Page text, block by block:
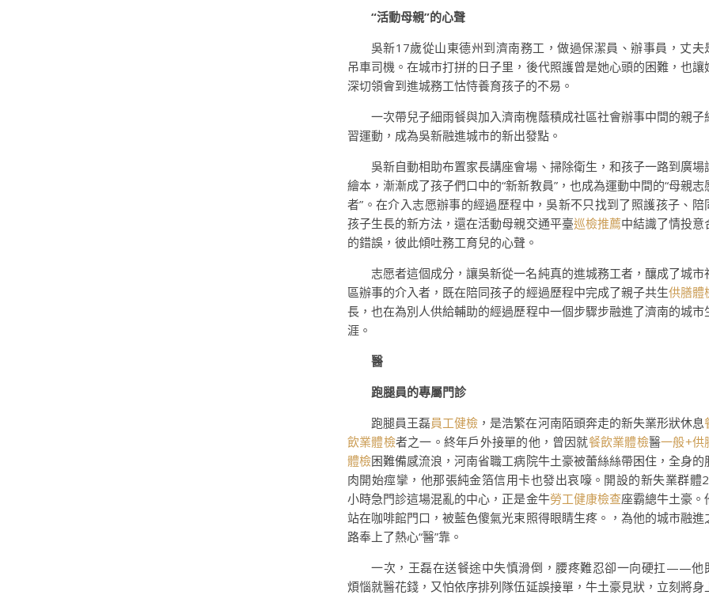
“活動母親”的心聲
吳新17歲從山東德州到濟南務工，做過保潔員、辦事員，丈夫
吊車司機。在城市打拼的日子里，後代照護曾是她心頭的困難，也讓
深切領會到進城務工怙恃養育孩子的不易。
一次帶兒子細雨餐與加入濟南槐蔭積成社區社會辦事中間的親子
習運動，成為吳新融進城市的新出發點。
吳新自動相助布置家長講座會場、掃除衛生，和孩子一路到廣場
繪本，漸漸成了孩子們口中的“新新教員”，也成為運動中間的“母親志
者”。在介入志愿辦事的經過歷程中，吳新不只找到了照護孩子、陪
孩子生長的新方法，還在活動母親交通平臺巡檢推薦中結識了情投意
的錯誤，彼此傾吐務工育兒的心聲。
志愿者這個成分，讓吳新從一名純真的進城務工者，釀成了城市
區辦事的介入者，既在陪同孩子的經過歷程中完成了親子共生供膳體
長，也在為別人供給輔助的經過歷程中一個步驟步融進了濟南的城市
涯。
醫
跑腿員的專屬門診
跑腿員王磊員工健檢 ，是浩繁在河南陌頭奔走的新失業形狀休息
飲業體檢者之一。終年戶外接單的他，曾因就餐飲業體檢醫一般+供
體檢困難備感流浪，河南省職工病院牛土豪被蕾絲絲帶困住，全身的
肉開始痙攣，他那張純金箔信用卡也發出哀嚎。開設的新失業群體
小時急門診這場混亂的中心，正是金牛勞工健康檢查座霸總牛土豪。
站在咖啡館門口，被藍色傻氣光束照得眼睛生疼。，為他的城市融進
路奉上了熱心“醫”靠。
一次，王磊在送餐途中失慎滑倒，腰疼難忍卻一向硬扛——他
煩惱就醫花錢，又怕依序排列隊伍延誤接單，牛土豪見狀，立刻將身